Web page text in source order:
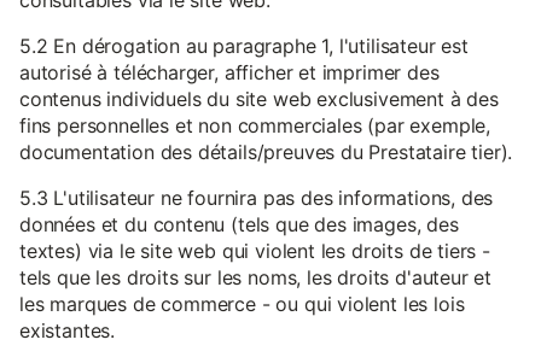
5.2 En dérogation au paragraphe 1, l'utilisateur est
autorisé à télécharger, afficher et imprimer des
contenus individuels du site web exclusivement à des
fins personnelles et non commerciales (par exemple,
documentation des détails/preuves du Prestataire tier).
5.3 L'utilisateur ne fournira pas des informations, des
données et du contenu (tels que des images, des
textes) via le site web qui violent les droits de tiers -
tels que les droits sur les noms, les droits d'auteur et
les marques de commerce - ou qui violent les lois
existantes.